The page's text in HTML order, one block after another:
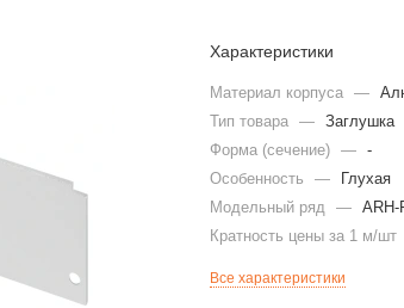
Характеристики
Материал корпуса —
Тип товара
—
Заглушка
Форма (сечение)
—
-
Особенность
—
Глухая
Модельный ряд
—
ARH-
Кратность цены за 1 м/шт
Все характеристики